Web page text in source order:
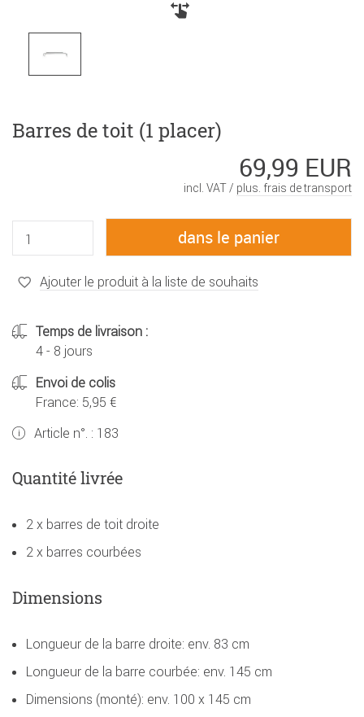
Barres de toit (1 placer)
69,99 EUR
incl. VAT / plus. frais de transport
Ajouter le produit à la liste de souhaits
Temps de livraison :
4 - 8 jours
Envoi de colis
France: 5,95 €
Article n°. : 183
Quantité livrée
2 x barres de toit droite
2 x barres courbées
Dimensions
Longueur de la barre droite: env. 83 cm
Longueur de la barre courbée: env. 145 cm
Dimensions (monté): env. 100 x 145 cm